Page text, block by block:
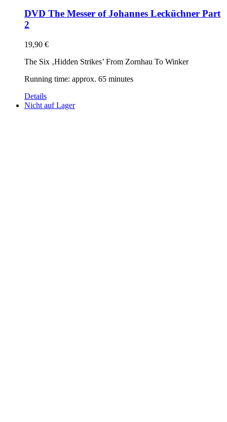
DVD The Messer of Johannes Lecküchner Part
2
19,90 €
The Six ‚Hidden Strikes’ From Zornhau To Winker
Running time: approx. 65 minutes
Details
Nicht auf Lager